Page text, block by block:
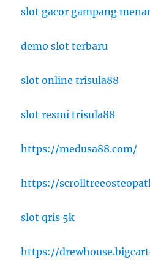
slot gacor gampang
demo slot terbaru
slot online trisula88
slot resmi trisula88
https://medusa88.com/
https://
slot qris 5k
https://